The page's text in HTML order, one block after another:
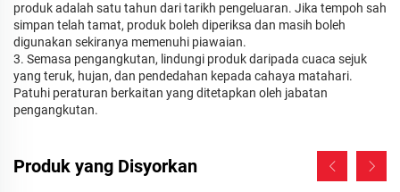
produk adalah satu tahun dari tarikh pengeluaran. Jika tempoh sah
simpan telah tamat, produk boleh diperiksa dan masih boleh
digunakan sekiranya memenuhi piawaian.
3. Semasa pengangkutan, lindungi produk daripada cuaca sejuk
yang teruk, hujan, dan pendedahan kepada cahaya matahari.
Patuhi peraturan berkaitan yang ditetapkan oleh jabatan
pengangkutan.
Produk yang Disyorkan